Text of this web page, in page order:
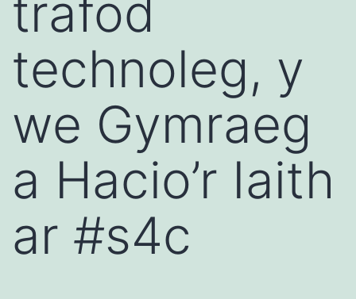
trafod
technoleg, y
we Gymraeg
a Hacio’r Iaith
ar #s4c